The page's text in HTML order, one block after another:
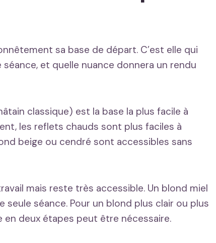
sa base de départ. C’est elle qui
et quelle nuance donnera un rendu
classique) est la base la plus facile à
les reflets chauds sont plus faciles à
beige ou cendré sont accessibles sans
mais reste très accessible. Un blond miel
séance. Pour un blond plus clair ou plus
deux étapes peut être nécessaire.